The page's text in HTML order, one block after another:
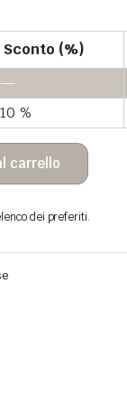
Sconto (%)
—
10 %
carrello
dei preferiti.